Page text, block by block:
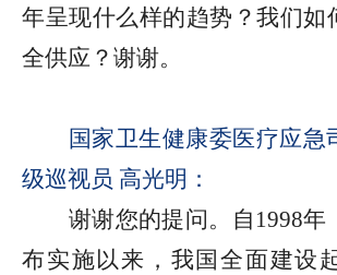
年呈现什么样的趋势？我们如
全供应？谢谢。
国家卫生健康委医疗应急
级巡视员 高光明：
谢谢您的提问。自1998年
布实施以来，我国全面建设